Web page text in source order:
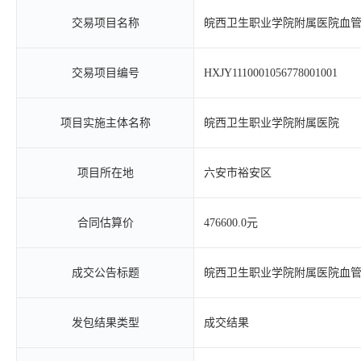
交易项目名称 皖西卫生职业学院附属医院血
交易项目编号 HXJY1110001056778001001
项目实施主体名称 皖西卫生职业学院附属医院
项目所在地 六安市裕安区
合同估算价 476600.0元
成交公告标题 皖西卫生职业学院附属医院血
发包结果类型 成交结果